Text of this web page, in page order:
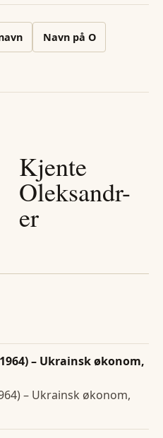
Navn på O
Kjente
Oleksandr-
er
– Ukrainsk økonom,
– Ukrainsk økonom,